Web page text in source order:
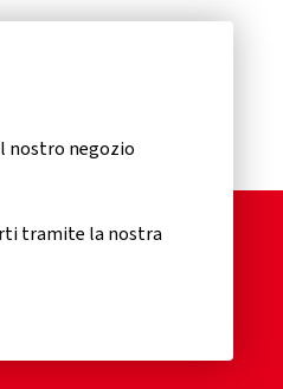
nostro negozio
tramite la nostra